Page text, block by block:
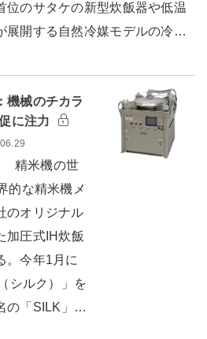
位のサタケの新型炊飯器や低温
展開する自然冷媒モデルの冷…
機械のチカラ
に注力
精米機の世
的な精米機メ
のオリジナル
加圧式IH炊飯
。今年1月に
シルク）」を
の「SILK」…